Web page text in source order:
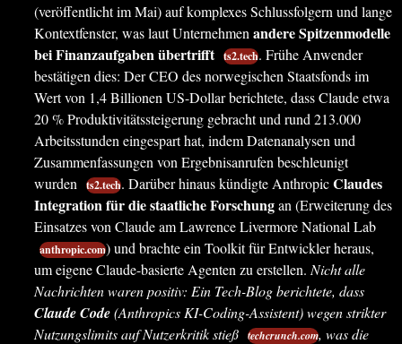
(veröffentlicht im Mai) auf komplexes Schlussfolgern und lange
Kontextfenster, was laut Unternehmen andere Spitzenmodelle
bei Finanzaufgaben übertrifft ts2.tech. Frühe Anwender
bestätigen dies: Der CEO des norwegischen Staatsfonds im
Wert von 1,4 Billionen US-Dollar berichtete, dass Claude etwa
20 % Produktivitätssteigerung gebracht und rund 213.000
Arbeitsstunden eingespart hat, indem Datenanalysen und
Zusammenfassungen von Ergebnisanrufen beschleunigt
wurden
ts2.tech. Darüber hinaus kündigte AnthropicClaudes
Integration für die staatliche Forschungan (Erweiterung des
Einsatzes von Claude am Lawrence Livermore National Lab
anthropic.com) und brachte ein Toolkit für Entwickler heraus,
um eigene Claude-basierte Agenten zu erstellen. Nicht alle
Nachrichten waren positiv: Ein Tech-Blog berichtete, dass
Claude Code(Anthropics KI-Coding-Assistent) wegen strikter
Nutzungslimits auf Nutzerkritik stieß techcrunch.com, was die